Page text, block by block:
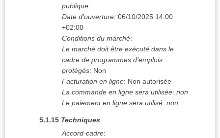
publique:
Date d'ouverture: 06/10/2025 14:00
+02:00
Conditions du marché:
Le marché doit être exécuté dans le
cadre de programmes d'emplois
protégés: Non
Facturation en ligne: Non autorisée
La commande en ligne sera utilisée: non
Le paiement en ligne sera utilisé: non
5.1.15 Techniques
Accord-cadre: